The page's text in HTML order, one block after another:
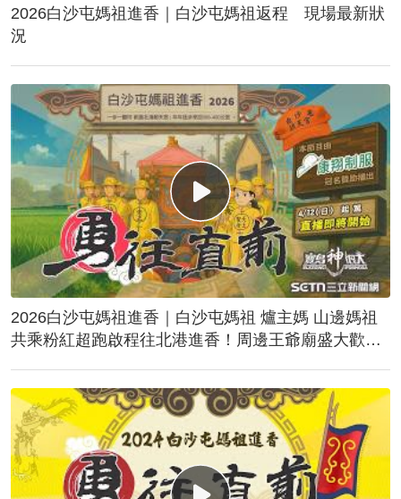
2026白沙屯媽祖進香｜白沙屯媽祖返程 現場最新狀
況
2026白沙屯媽祖進香｜白沙屯媽祖 爐主媽 山邊媽祖
共乘粉紅超跑啟程往北港進香！周邊王爺廟盛大歡